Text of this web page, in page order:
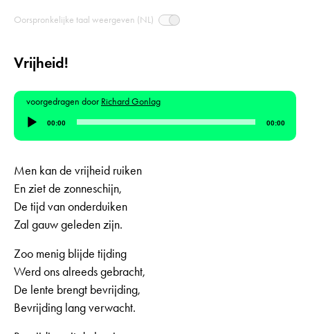
Oorspronkelijke taal weergeven (NL)
Vrijheid!
voorgedragen door Richard Gonlag
Audiospeler
00:00 00:00
Men kan de vrijheid ruiken
En ziet de zonneschijn,
De tijd van onderduiken
Zal gauw geleden zijn.
Zoo menig blijde tijding
Werd ons alreeds gebracht,
De lente brengt bevrijding,
Bevrijding lang verwacht.